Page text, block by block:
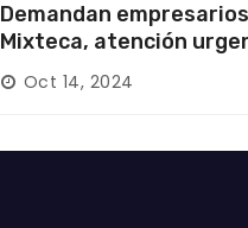
Demandan
Mixteca, atención
las carreteras locales y
federales
Oct 14, 2024